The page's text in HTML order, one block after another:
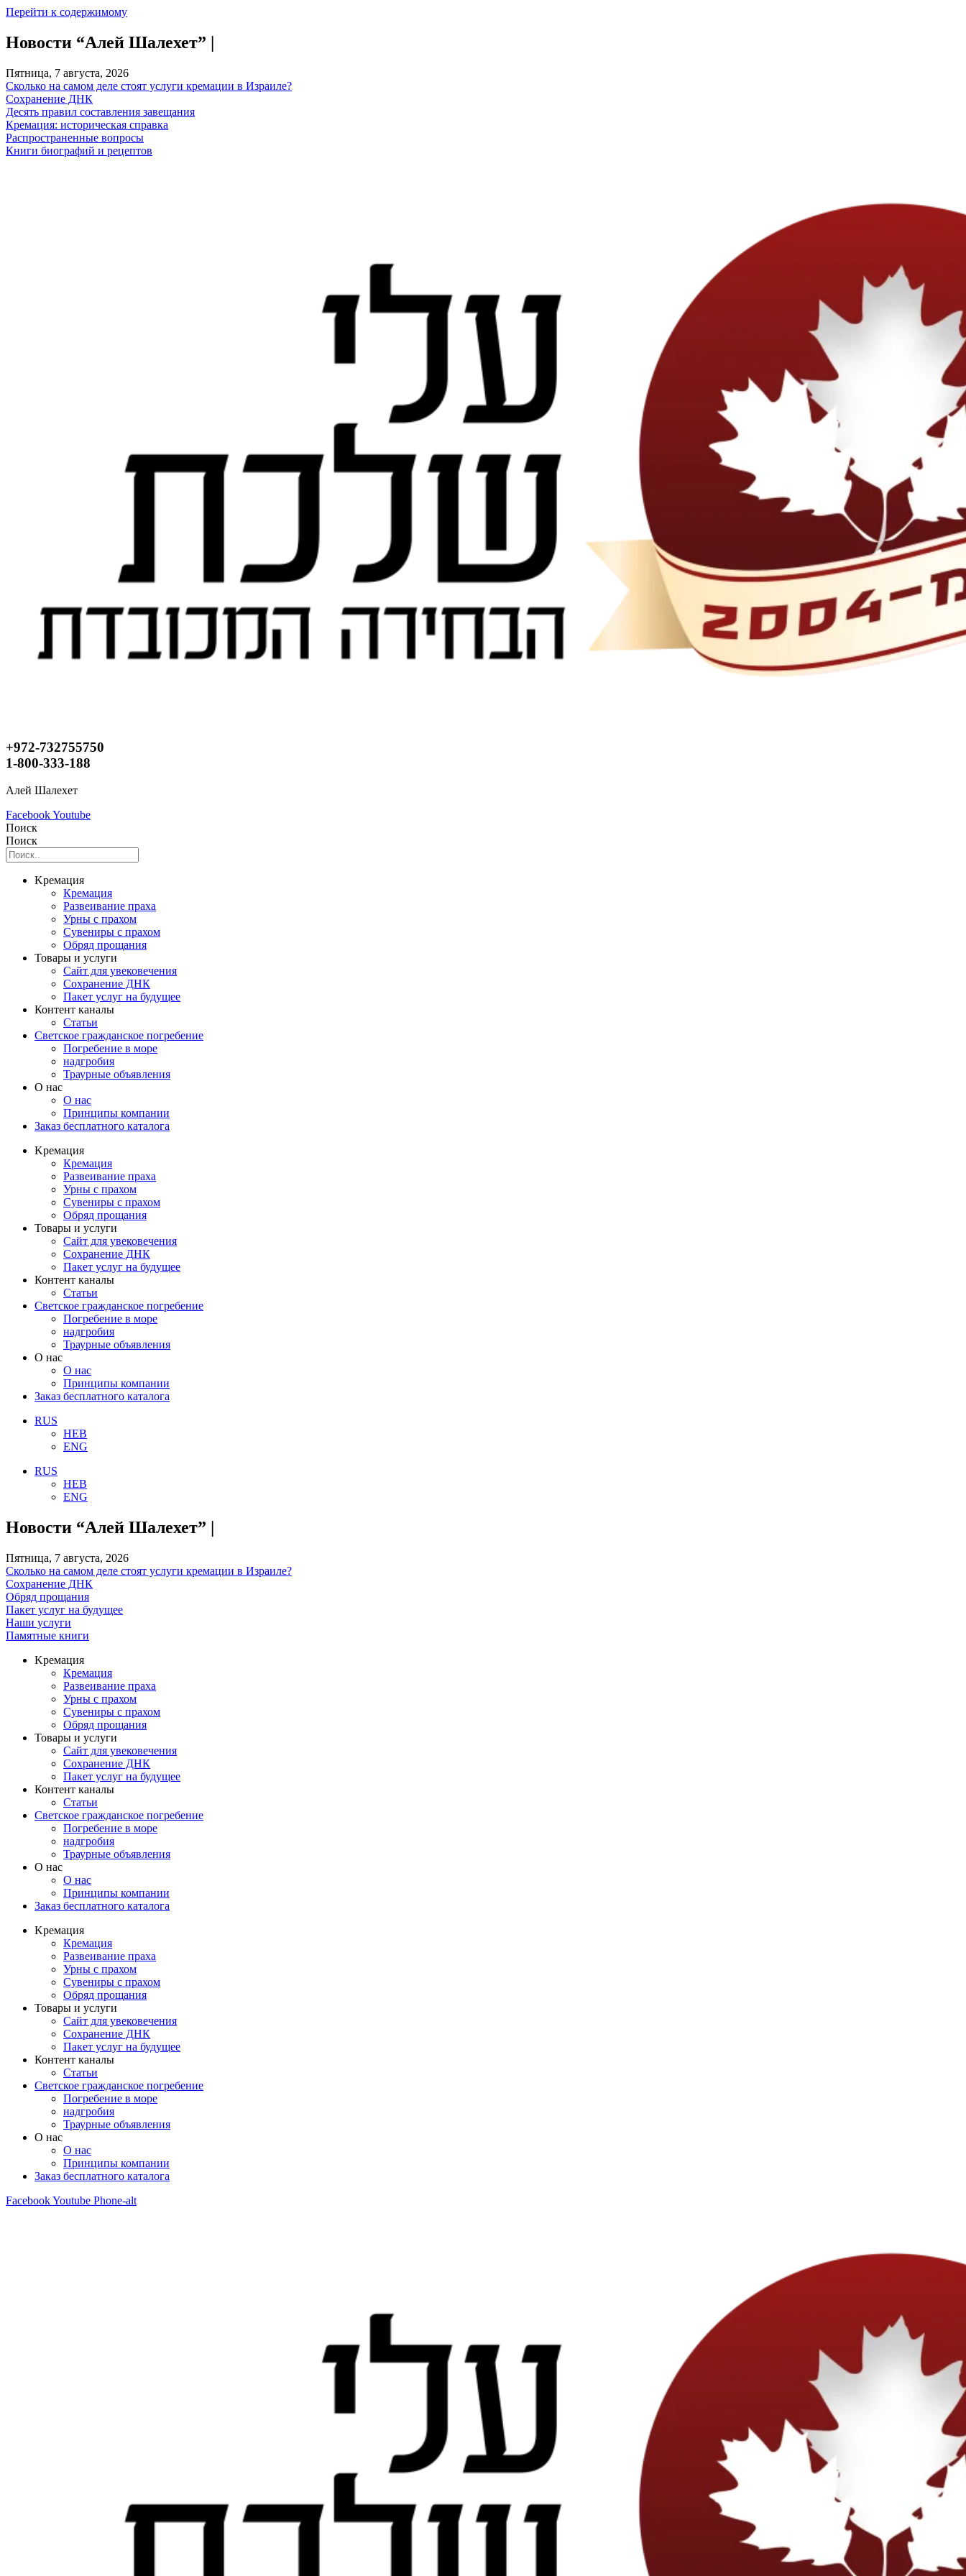
Перейти к содержимому
Новости “Алей Шалехет” |
Пятница, 7 августа, 2026
Сколько на самом деле стоят услуги кремации в Израиле?
Сохранение ДНК
Десять правил составления завещания
Кремация: историческая справка
Распространенные вопросы
Книги биографий и рецептов
+972-732755750
1-800-333-188
Алей Шалехет
FacebookYoutube
Поиск
Поиск
Kремация
Кремация
Развеивание праха
Урны с прахом
Сувениры с прахом
Обряд прощания
Товары и услуги
Сайт для увековечения
Сохранение ДНК
Пакет услуг на будущее
Контент каналы
Статьи
Светское гражданское погребение
Погребение в море
надгробия
Траурные объявления
О нас
О нас
Принципы компании
Заказ бесплатного каталога
Kремация
Кремация
Развеивание праха
Урны с прахом
Сувениры с прахом
Обряд прощания
Товары и услуги
Сайт для увековечения
Сохранение ДНК
Пакет услуг на будущее
Контент каналы
Статьи
Светское гражданское погребение
Погребение в море
надгробия
Траурные объявления
О нас
О нас
Принципы компании
Заказ бесплатного каталога
RUS
HEB
ENG
RUS
HEB
ENG
Новости “Алей Шалехет” |
Пятница, 7 августа, 2026
Сколько на самом деле стоят услуги кремации в Израиле?
Сохранение ДНК
Обряд прощания
Пакет услуг на будущее
Наши услуги
Памятные книги
Kремация
Кремация
Развеивание праха
Урны с прахом
Сувениры с прахом
Обряд прощания
Товары и услуги
Сайт для увековечения
Сохранение ДНК
Пакет услуг на будущее
Контент каналы
Статьи
Светское гражданское погребение
Погребение в море
надгробия
Траурные объявления
О нас
О нас
Принципы компании
Заказ бесплатного каталога
Kремация
Кремация
Развеивание праха
Урны с прахом
Сувениры с прахом
Обряд прощания
Товары и услуги
Сайт для увековечения
Сохранение ДНК
Пакет услуг на будущее
Контент каналы
Статьи
Светское гражданское погребение
Погребение в море
надгробия
Траурные объявления
О нас
О нас
Принципы компании
Заказ бесплатного каталога
FacebookYoutube Phone-alt